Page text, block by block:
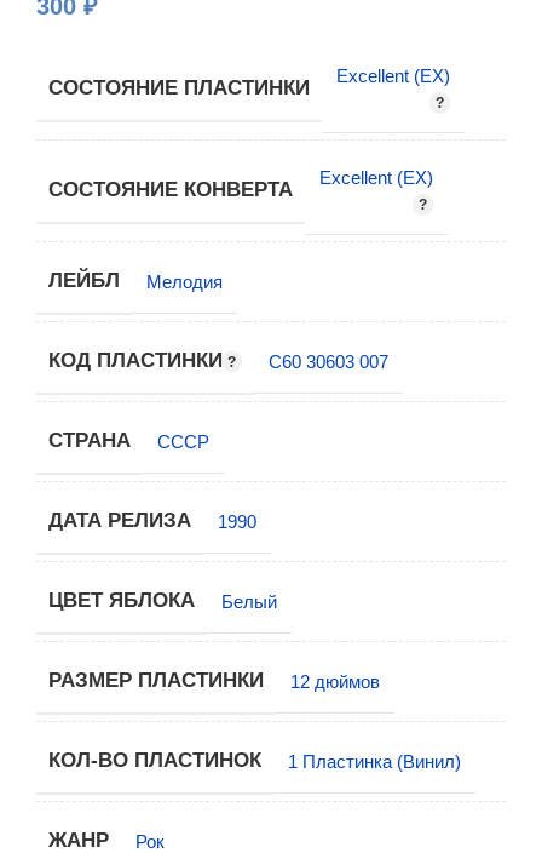
300 ₽
СОСТОЯНИЕ ПЛАСТИНКИ
Excellent (EX)
СОСТОЯНИЕ КОНВЕРТА
Excellent (EX)
ЛЕЙБЛ Мелодия
КОД ПЛАСТИНКИ С60 30603 007
СТРАНА СССР
ДАТА РЕЛИЗА 1990
ЦВЕТ ЯБЛОКА Белый
РАЗМЕР ПЛАСТИНКИ 12 дюймов
КОЛ-ВО ПЛАСТИНОК 1 Пластинка (Винил)
ЖАНР Рок